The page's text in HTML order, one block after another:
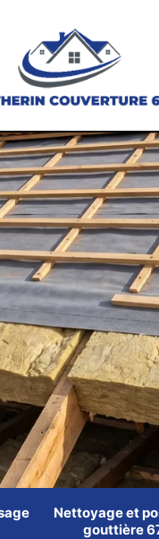
Nettoyage et
gouttière